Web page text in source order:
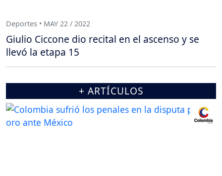
Deportes • MAY 22 / 2022
Giulio Ciccone dio recital en el ascenso y se
llevó la etapa 15
+ ARTÍCULOS